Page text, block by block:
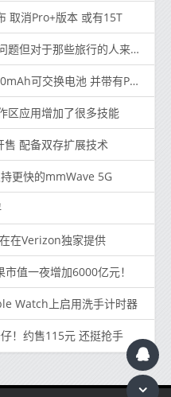
取消Pro+版本 或有15T
些旅行的人来说这是一个主要问题
交换电池 并带有Pogo针脚基座
区应用增加了很多技能
售 配备双存扩展技术
更快的mmWave 5G
在Verizon独家提供
值一夜增加6000亿元！
Watch上启用洗手计时器
！约售115元 还挺抢手